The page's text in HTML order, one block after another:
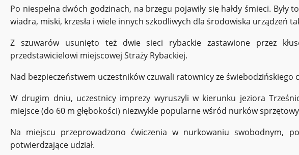
Po niespełna dwóch godzinach, na brzegu pojawiły się hałdy śmieci.
wiadra, miski, krzesła i wiele innych szkodliwych dla środowiska urządzeń
Z szuwarów usunięto też dwie sieci rybackie zastawione przez
przedstawicielowi miejscowej Straży Rybackiej.
Nad bezpieczeństwem uczestników czuwali ratownicy ze świebodzińskiego
W drugim dniu, uczestnicy imprezy wyruszyli w kierunku jeziora
miejsce (do 60 m głębokości) niezwykle popularne wśród nurków
Na miejscu przeprowadzono ćwiczenia w nurkowaniu swobodnym,
potwierdzające udział.